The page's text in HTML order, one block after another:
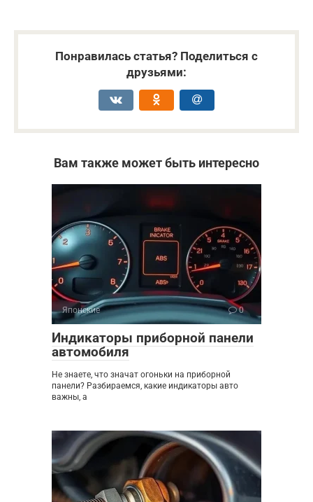
Понравилась статья? Поделиться с
друзьями:
Вам также может быть интересно
Японские 0
Индикаторы приборной панели
автомобиля
Не знаете, что значат огоньки на приборной
панели? Разбираемся, какие индикаторы авто
важны, а